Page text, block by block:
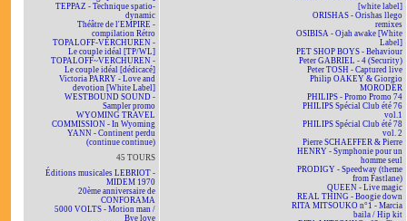
TEPPAZ - Technique spatio-
dynamic
Théâtre de l'EMPIRE -
compilation Rétro
TOPALOFF-VERCHUREN -
Le couple idéal [TP/WL]
TOPALOFF~VERCHUREN -
Le couple idéal [dédicacé]
Victoria PARRY - Love and
devotion [White Label]
WESTBOUND SOUND -
Sampler promo
WYOMING TRAVEL
COMMISSION - In Wyoming
YANN - Continent perdu
(continue continue)
45 TOURS
Éditions musicales LEBRIOT -
MIDEM 1970
20ème anniversaire de
CONFORAMA
5000 VOLTS - Motion man /
Bye love
[white label]
ORISHAS - Orishas llego
remixes
OSIBISA - Ojah awake [White
Label]
PET SHOP BOYS - Behaviour
Peter GABRIEL - 4 (Security)
Peter TOSH - Captured live
Philip OAKEY & Giorgio
MORODER
PHILIPS - Promo Promo 74
PHILIPS Spécial Club été 76
vol.1
PHILIPS Spécial Club été 78
vol. 2
Pierre SCHAEFFER & Pierre
HENRY - Symphonie pour un
homme seul
PRODIGY - Speedway (theme
from Fastlane)
QUEEN - Live magic
REAL THING - Boogie down
RITA MITSOUKO n°1 - Marcia
baila / Hip kit